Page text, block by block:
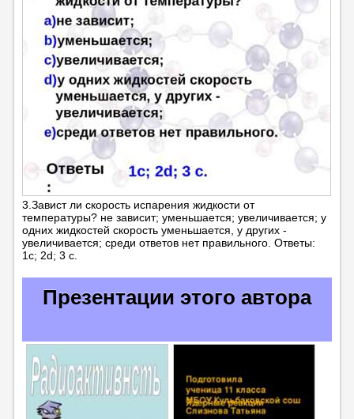
3.Завист ли скорость испарения жидкости от
температуры? не зависит; уменьшается; увеличивается; у
одних жидкостей скорость уменьшается, у других -
увеличивается; среди ответов нет правильного. Ответы:
1с; 2d; 3 c.
Презентации этого автора